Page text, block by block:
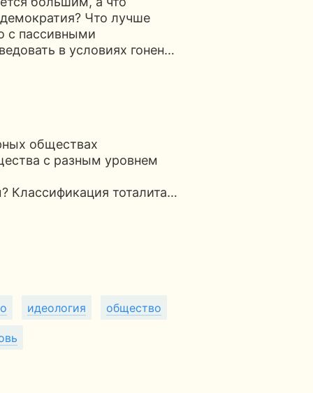
Что лучше
с пассивными
в условиях гонен…
обществах
с разным уровнем
тоталита…
идеология общество